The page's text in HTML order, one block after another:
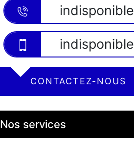
indisponible
indisponible
CONTACTEZ-NOUS
Nos services